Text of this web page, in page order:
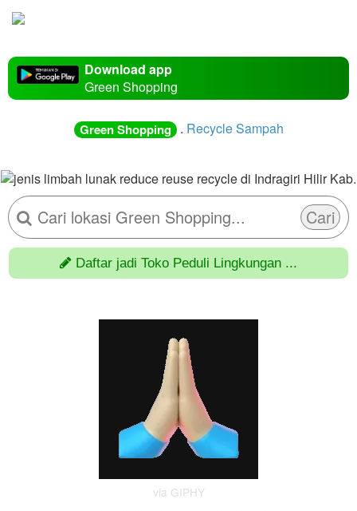
Download app
Green Shopping
Green Shopping . Recycle Sampah
Cari
Daftar jadi Toko Peduli Lingkungan ...
via GIPHY